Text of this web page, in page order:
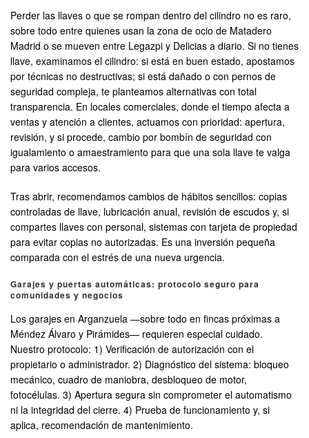
Perder las llaves o que se rompan dentro del cilindro no es raro,
sobre todo entre quienes usan la zona de ocio de Matadero
Madrid o se mueven entre Legazpi y Delicias a diario. Si no tienes
llave, examinamos el cilindro: si está en buen estado, apostamos
por técnicas no destructivas; si está dañado o con pernos de
seguridad compleja, te planteamos alternativas con total
transparencia. En locales comerciales, donde el tiempo afecta a
ventas y atención a clientes, actuamos con prioridad: apertura,
revisión, y si procede, cambio por bombín de seguridad con
igualamiento o amaestramiento para que una sola llave te valga
para varios accesos.
Tras abrir, recomendamos cambios de hábitos sencillos: copias
controladas de llave, lubricación anual, revisión de escudos y, si
compartes llaves con personal, sistemas con tarjeta de propiedad
para evitar copias no autorizadas. Es una inversión pequeña
comparada con el estrés de una nueva urgencia.
Garajes y puertas automáticas: protocolo seguro para
comunidades y negocios
Los garajes en Arganzuela —sobre todo en fincas próximas a
Méndez Álvaro y Pirámides— requieren especial cuidado.
Nuestro protocolo: 1) Verificación de autorización con el
propietario o administrador. 2) Diagnóstico del sistema: bloqueo
mecánico, cuadro de maniobra, desbloqueo de motor,
fotocélulas. 3) Apertura segura sin comprometer el automatismo
ni la integridad del cierre. 4) Prueba de funcionamiento y, si
aplica, recomendación de mantenimiento.